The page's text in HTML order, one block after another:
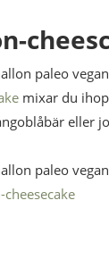
mixar du
eller